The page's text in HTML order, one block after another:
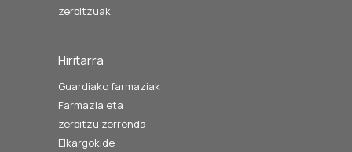
zerbitzuak
Hiritarra
Guardiako farmaziak
Farmazia eta
zerbitzu zerrenda
Elkargokide